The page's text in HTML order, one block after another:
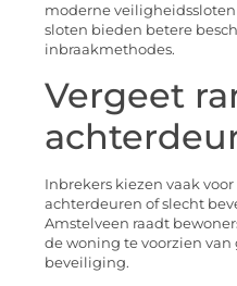
moderne
sloten bieden betere
inbraakmethodes.
Vergeet
Inbrekers kiezen vaak
achterdeuren of slecht
Amstelveen raadt
de woning te voorzien van
beveiliging.